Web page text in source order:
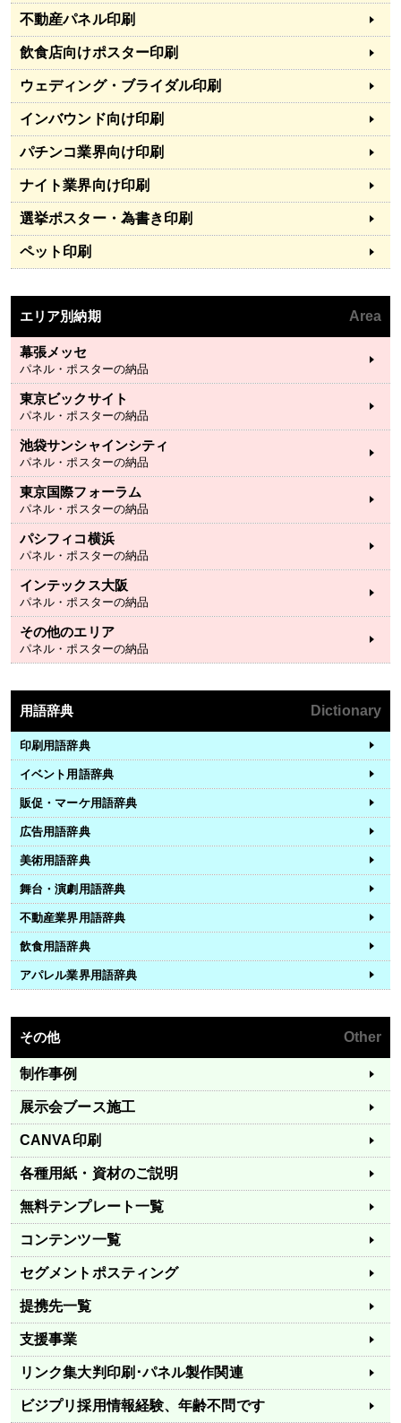
不動産パネル印刷
飲食店向けポスター印刷
ウェディング・ブライダル印刷
インバウンド向け印刷
パチンコ業界向け印刷
ナイト業界向け印刷
選挙ポスター・為書き印刷
ペット印刷
エリア別納期 Area
幕張メッセ
パネル・ポスターの納品
東京ビックサイト
パネル・ポスターの納品
池袋サンシャインシティ
パネル・ポスターの納品
東京国際フォーラム
パネル・ポスターの納品
パシフィコ横浜
パネル・ポスターの納品
インテックス大阪
パネル・ポスターの納品
その他のエリア
パネル・ポスターの納品
用語辞典 Dictionary
印刷用語辞典
イベント用語辞典
販促・マーケ用語辞典
広告用語辞典
美術用語辞典
舞台・演劇用語辞典
不動産業界用語辞典
飲食用語辞典
アパレル業界用語辞典
その他 Other
制作事例
展示会ブース施工
CANVA印刷
各種用紙・資材のご説明
無料テンプレート一覧
コンテンツ一覧
セグメントポスティング
提携先一覧
支援事業
リンク集大判印刷･パネル製作関連
ビジプリ採用情報経験、年齢不問です